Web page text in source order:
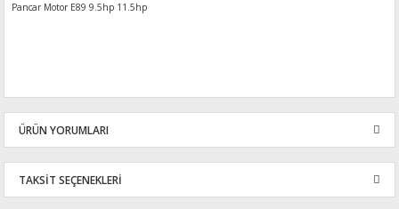
Pancar Motor E89 9.5hp 11.5hp
ÜRÜN YORUMLARI
Bu ürüne ilk yorumu siz yapın!
TAKSİT SEÇENEKLERİ